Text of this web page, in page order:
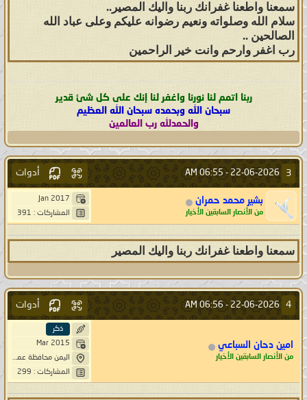
سمعنا واطعنا غفرانك ربنا واليك المصير..
سلام الله وصلواته ونعيم رضوانه عليكم وعلى عباد الله
الصالحين ..
رب اغفر وارحم وانت خير الراحمين
ربنا اتمم لنا نورنا واغفر لنا إنك على كل شئ قدير
سبحان الله وبحمده سبحان الله العظيم
والحمدلله رب العالمين
3
22-06-2026 -
06:55 AM أدوات
بشير محمد حمران
من الأنصار السابقين الأخيار
Jan 2017
المشاركات : 391
سمعنا واطعنا غفرانك ربنا واليك المصير
4
22-06-2026 -
06:56 AM أدوات
امين دحان السباعي
من الأنصار السابقين الأخيار
ذكر
Mar 2015
اليمن محافظة عمران مديرية بني صريم قرية قبة خيار ، حاشد
المشاركات : 299